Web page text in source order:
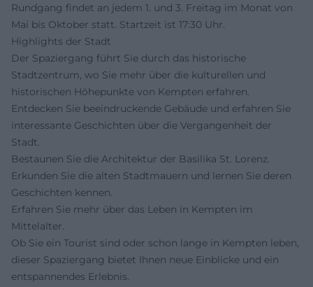
Rundgang findet an jedem 1. und 3. Freitag im Monat von
Mai bis Oktober statt. Startzeit ist 17:30 Uhr.
Highlights der Stadt
Der Spaziergang führt Sie durch das historische
Stadtzentrum, wo Sie mehr über die kulturellen und
historischen Höhepunkte von Kempten erfahren.
Entdecken Sie beeindruckende Gebäude und erfahren Sie
interessante Geschichten über die Vergangenheit der
Stadt.
Bestaunen Sie die Architektur der Basilika St. Lorenz.
Erkunden Sie die alten Stadtmauern und lernen Sie deren
Geschichten kennen.
Erfahren Sie mehr über das Leben in Kempten im
Mittelalter.
Ob Sie ein Tourist sind oder schon lange in Kempten leben,
dieser Spaziergang bietet Ihnen neue Einblicke und ein
entspannendes Erlebnis.